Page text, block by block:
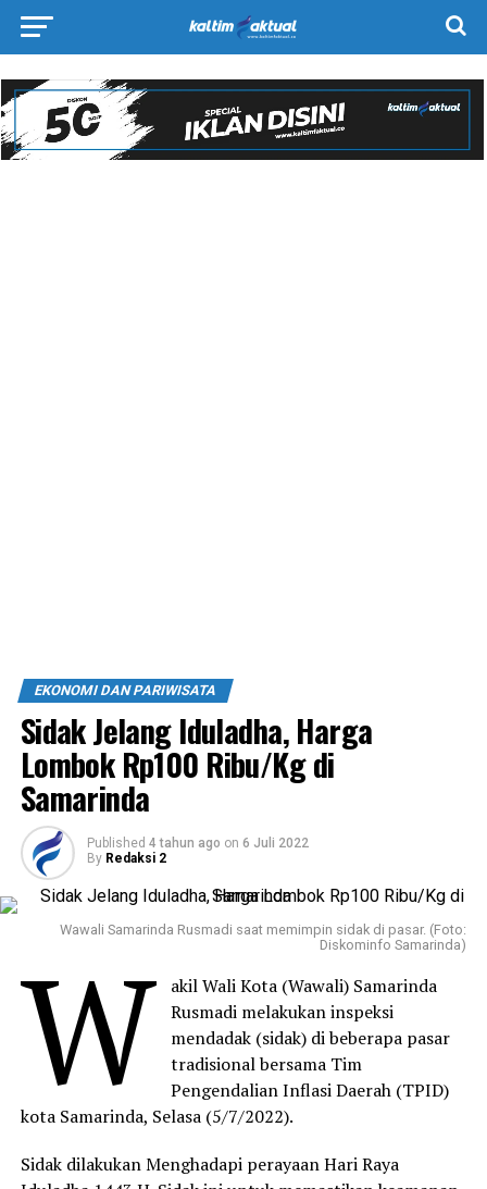
EKONOMI DAN PARIWISATA
Sidak Jelang Iduladha, Harga
Lombok Rp100 Ribu/Kg di
Samarinda
Published 4 tahun ago on 6 Juli 2022
By Redaksi 2
Wawali Samarinda Rusmadi saat memimpin sidak di pasar. (Foto:
Diskominfo Samarinda)
W
akil Wali Kota (Wawali) Samarinda
Rusmadi melakukan inspeksi
mendadak (sidak) di beberapa pasar
tradisional bersama Tim
Pengendalian Inflasi Daerah (TPID)
kota Samarinda, Selasa (5/7/2022).
Sidak dilakukan Menghadapi perayaan Hari Raya